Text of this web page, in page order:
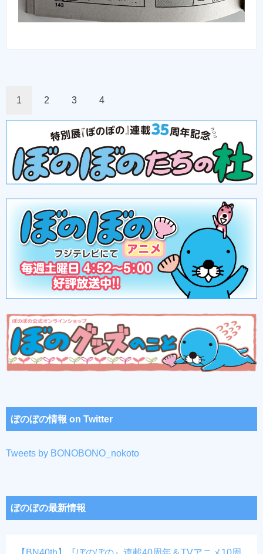
1 2 3 4
ぼのぼの情報 on Twitter
Tweets by BONOBONO_nokoto
ぼのぼの最新情報